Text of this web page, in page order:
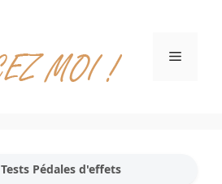
Menu
Tests Pédales d'effets